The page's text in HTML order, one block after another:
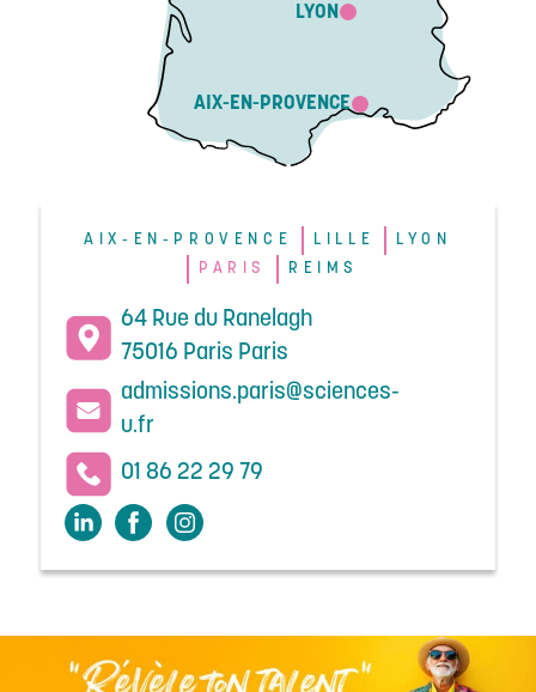
AIX-EN-PROVENCE
LYON
AIX-EN-PROVENCE LILLE
LYON
PARIS
REIMS
64 Rue du Ranelagh
75016 Paris Paris
admissions.paris@sciences-
u.fr
01 86 22 29 79